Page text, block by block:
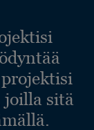
sitä